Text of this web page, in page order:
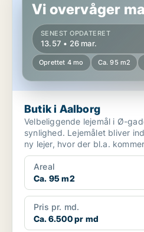
Vi overvåger
SENEST OPDATERET
13.57 • 26 mar.
Oprettet 4 mo Ca. 95 m2
Butik i Aalborg
Velbeliggende lejemål i Ø-
synlighed. Lejemålet bliver
ny lejer, hvor der bl.a.
nye...
Areal
Ca. 95 m2
Pris pr. md.
Ca. 6.500 pr md